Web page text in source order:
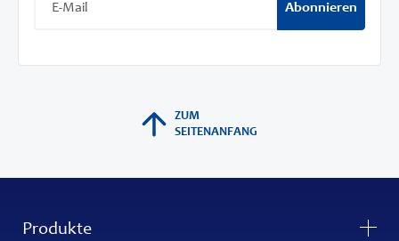
Abonnieren
ZUM
SEITENANFANG
Produkte